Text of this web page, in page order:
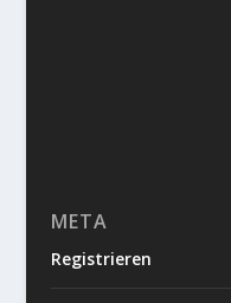
META
Registrieren